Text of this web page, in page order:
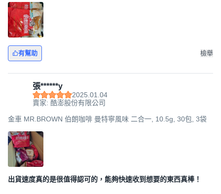
有幫助 檢舉
張******y
2025.01.04
賣家: 酷澎股份有限公司
金車 MR.BROWN 伯朗咖啡 曼特寧風味 二合一, 10.5g, 30包, 3袋
出貨速度真的是很值得認可的，能夠快速收到想要的東西真棒！